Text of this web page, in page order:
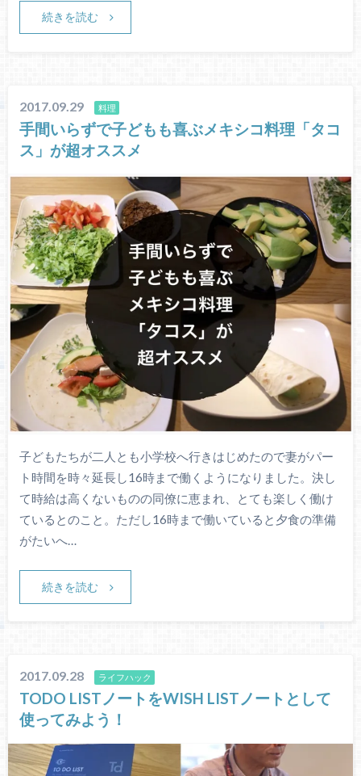
続きを読む
2017.09.29 料理
手間いらずで子どもも喜ぶメキシコ料理「タコ
ス」が超オススメ
子どもたちが二人とも小学校へ行きはじめたので妻がパー
ト時間を時々延長し16時まで働くようになりました。決し
て時給は高くないものの同僚に恵まれ、とても楽しく働け
ているとのこと。ただし16時まで働いていると夕食の準備
がたいへ…
続きを読む
2017.09.28 ライフハック
TODO LISTノートをWISH LISTノートとして
使ってみよう！